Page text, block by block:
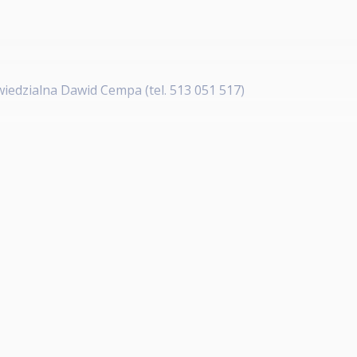
Dawid Cempa (tel. 513 051 517)